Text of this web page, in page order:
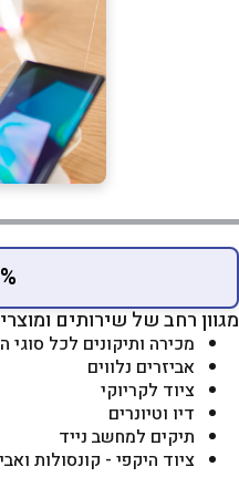
2% הנחה
מגוון רחב של שירותים
מכירה ותיקונים לכל סוגי
אביזרים נלווים
ציוד לקריוקי
דיו וטיונרים
תיקים למחשב נייד
ציוד היקפי - קונסולות